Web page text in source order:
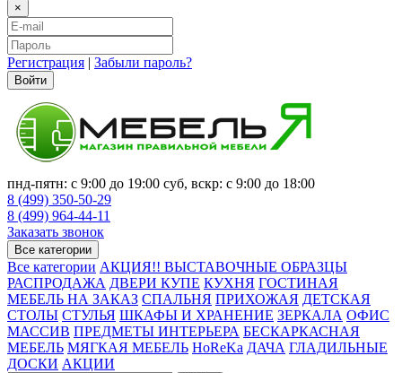
×
Регистрация | Забыли пароль?
Войти
пнд-пятн: с 9:00 до 19:00 суб, вскр: с 9:00 до 18:00
8 (499) 350-50-29
8 (499) 964-44-11
Заказать звонок
Все категории
Все категории АКЦИЯ!! ВЫСТАВОЧНЫЕ ОБРАЗЦЫ
РАСПРОДАЖА ДВЕРИ КУПЕ КУХНЯ ГОСТИНАЯ
МЕБЕЛЬ НА ЗАКАЗ СПАЛЬНЯ ПРИХОЖАЯ ДЕТСКАЯ
СТОЛЫ СТУЛЬЯ ШКАФЫ И ХРАНЕНИЕ ЗЕРКАЛА ОФИС
МАССИВ ПРЕДМЕТЫ ИНТЕРЬЕРА БЕСКАРКАСНАЯ
МЕБЕЛЬ МЯГКАЯ МЕБЕЛЬ HoReKa ДАЧА ГЛАДИЛЬНЫЕ
ДОСКИ АКЦИИ